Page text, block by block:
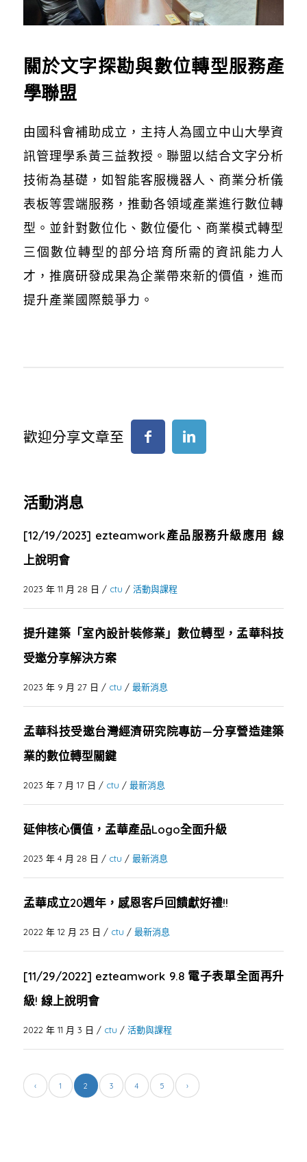
關於文字探勘與數位轉型服務產
學聯盟
由國科會補助成立，主持人為國立中山大學資
訊管理學系黃三益教授。聯盟以結合文字分析
技術為基礎，如智能客服機器人、商業分析儀
表板等雲端服務，推動各領域產業進行數位轉
型。並針對數位化、數位優化、商業模式轉型
三個數位轉型的部分培育所需的資訊能力人
才，推廣研發成果為企業帶來新的價值，進而
提升產業國際競爭力。
歡迎分享文章至
活動消息
[12/19/2023] ezteamwork產品服務升級應用 線
上說明會
2023 年 11 月 28 日 / ctu / 活動與課程
提升建築「室內設計裝修業」數位轉型，孟華科技
受邀分享解決方案
2023 年 9 月 27 日 / ctu / 最新消息
孟華科技受邀台灣經濟研究院專訪—分享營造建築
業的數位轉型關鍵
2023 年 7 月 17 日 / ctu / 最新消息
延伸核心價值，孟華產品Logo全面升級
2023 年 4 月 28 日 / ctu / 最新消息
孟華成立20週年，感恩客戶回饋獻好禮!!
2022 年 12 月 23 日 / ctu / 最新消息
[11/29/2022] ezteamwork 9.8 電子表單全面再升
級! 線上說明會
2022 年 11 月 3 日 / ctu / 活動與課程
‹ 1 2 3 4 5 ›